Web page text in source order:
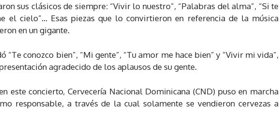
sus clásicos de siempre: “Vivir lo nuestro”, “Palabras del alma”, “Si te
el cielo”… Esas piezas que lo convirtieron en referencia de la música
en un gigante.
“Te conozco bien”, “Mi gente”, “Tu amor me hace bien” y “Vivir mi vida”,
agradecido de los aplausos de su gente.
este concierto, Cervecería Nacional Dominicana (CND) puso en marcha
responsable, a través de la cual solamente se vendieron cervezas a